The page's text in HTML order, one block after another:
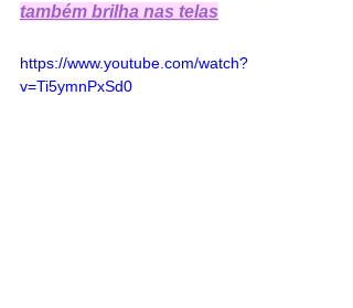
também brilha nas telas
https://www.youtube.com/watch?
v=Ti5ymnPxSd0